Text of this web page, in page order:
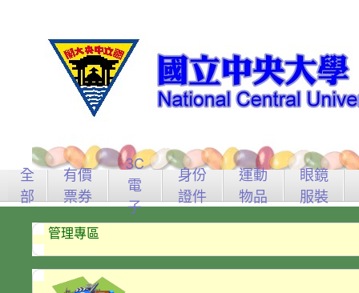
全
部
有價
票券
3C
電
子
身份
證件
運動
物品
眼鏡
服裝
管理專區